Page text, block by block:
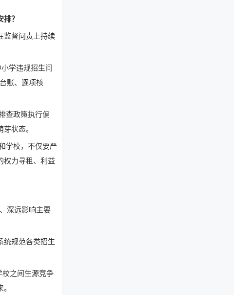
？
督问责上持续
学违规招生问
账、逐项核
查政策执行偏
状态。
学校，不仅要严
权力寻租、利益
深远影响主要
规范各类招生
之间生源竞争